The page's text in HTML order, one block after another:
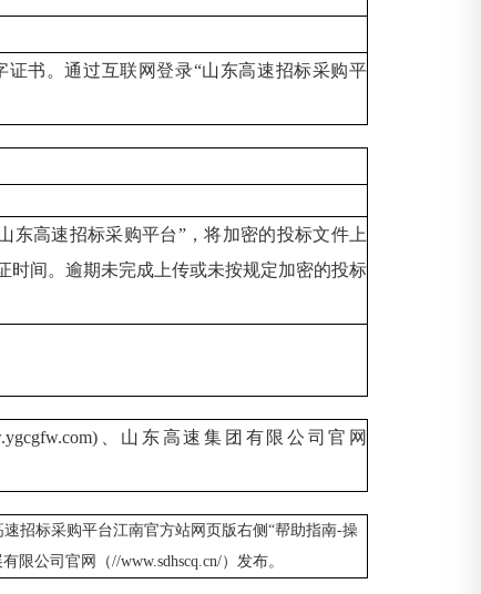
证书。通过互联网登录“山东高速招标采购平
东高速招标采购平台”，将加密的投标文件上
时间。逾期未完成上传或未按规定加密的投标
、山东高速集团有限公司官网
招标采购平台江南官方站网页版右侧“帮助指南-操
限公司官网（//www.sdhscq.cn/）发布。